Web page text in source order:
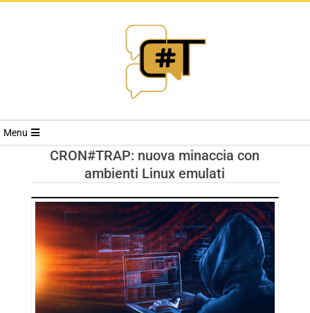
RIVISTA
TRENDS
Menu
CRON#TRAP: nuova minaccia con
ambienti Linux emulati